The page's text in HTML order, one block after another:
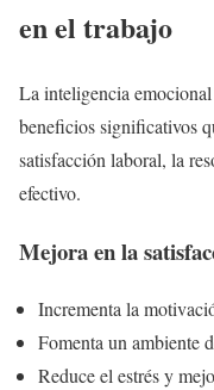
en el trabajo
La inteligencia
beneficios significativos
satisfacción laboral, la
efectivo.
Mejora en la
Incrementa la
Fomenta un ambiente
Reduce el estrés y